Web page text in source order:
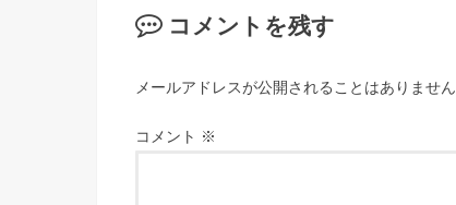
コメントを残す
メールアドレスが公開されることはありません
コメント ※